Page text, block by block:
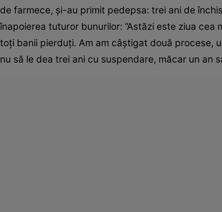
de farmece, şi-au primit pedepsa: trei ani de
înapoierea tuturor bunurilor: ”Astăzi este ziua
toţi banii pierduţi. Am am câştigat două procese,
nu să le dea trei ani cu suspendare, măcar un an